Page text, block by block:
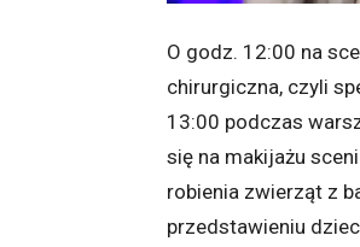
O godz. 12:00 na
chirurgiczna, czyli
13:00 podczas
się na makijażu
robienia zwierząt z
przedstawieniu